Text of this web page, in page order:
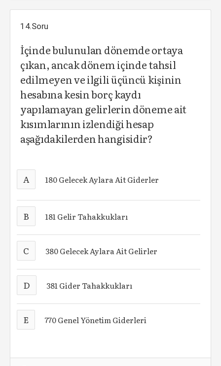
14.Soru
İçinde bulunulan dönemde ortaya
çıkan, ancak dönem içinde tahsil
edilmeyen ve ilgili üçüncü kişinin
hesabına kesin borç kaydı
yapılamayan gelirlerin döneme ait
kısımlarının izlendiği hesap
aşağıdakilerden hangisidir?
A 180 Gelecek Aylara Ait Giderler
B 181 Gelir Tahakkukları
C 380 Gelecek Aylara Ait Gelirler
D 381 Gider Tahakkukları
E 770 Genel Yönetim Giderleri